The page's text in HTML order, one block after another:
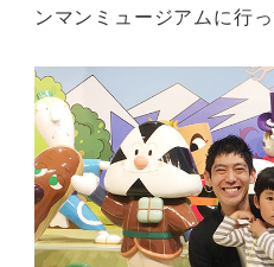
ンマンミュージアムに行っ